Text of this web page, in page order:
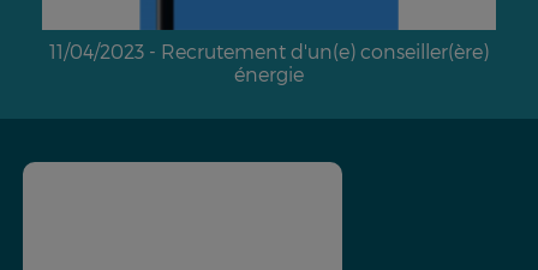
11/04/2023 - Recrutement d'un(e) conseiller(ère)
énergie